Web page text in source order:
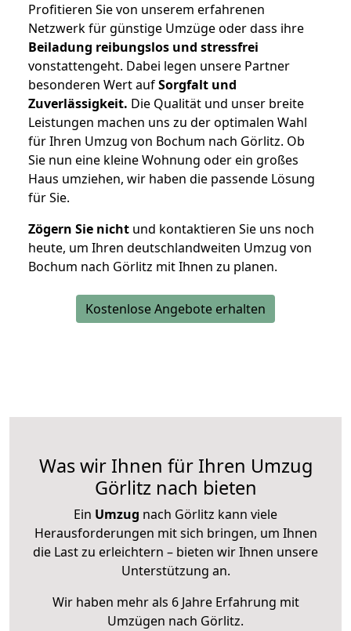
Profitieren Sie von unserem erfahrenen
Netzwerk für günstige Umzüge oder dass ihre
Beiladung reibungslos und stressfrei
vonstattengeht. Dabei legen unsere Partner
besonderen Wert aufSorgfalt und
Zuverlässigkeit. Die Qualität und unser breite
Leistungen machen uns zu der optimalen Wahl
für Ihren Umzug von Bochum nach Görlitz. Ob
Sie nun eine kleine Wohnung oder ein großes
Haus umziehen, wir haben die passende Lösung
für Sie.
Zögern Sie nicht und kontaktieren Sie uns noch
heute, um Ihren deutschlandweiten Umzug von
Bochum nach Görlitz mit Ihnen zu planen.
Kostenlose Angebote erhalten
Was wir Ihnen für Ihren Umzug
Görlitz nach bieten
Ein Umzug nach Görlitz kann viele
Herausforderungen mit sich bringen, um Ihnen
die Last zu erleichtern – bieten wir Ihnen unsere
Unterstützung an.
Wir haben mehr als 6 Jahre Erfahrung mit
Umzügen nach Görlitz.